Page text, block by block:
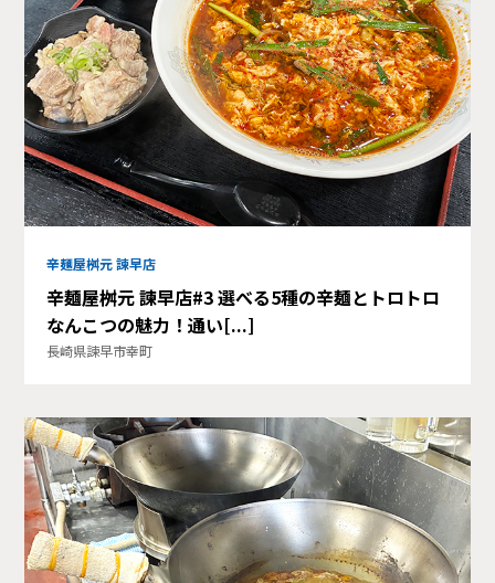
辛麺屋桝元 諫早店
辛麺屋桝元 諫早店#3 選べる5種の辛麺とトロトロ
なんこつの魅力！通い[...]
長崎県諫早市幸町